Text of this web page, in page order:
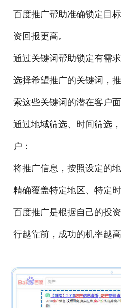
百度推广帮助准确锁定目
资回报更高。
通过关键词帮助锁定有需求
选择希望推广的关键词，
索这些关键词的潜在客户面
通过地域筛选、时间筛选
户：
将推广信息，按照设定的
精确覆盖特定地区、特定
百度推广是根据自己的投
行越靠前，成功的机率越高